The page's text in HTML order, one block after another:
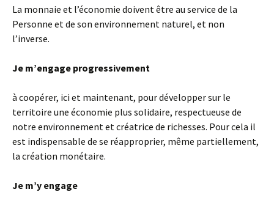
La monnaie et l’économie doivent être au service de la
Personne et de son environnement naturel, et non
l’inverse.
Je m’engage progressivement
à coopérer, ici et maintenant, pour développer sur le
territoire une économie plus solidaire, respectueuse de
notre environnement et créatrice de richesses. Pour cela il
est indispensable de se réapproprier, même partiellement,
la création monétaire.
Je m’y engage